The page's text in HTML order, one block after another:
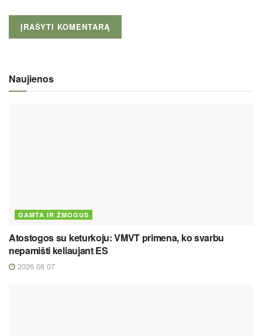
Naujienos
GAMTA IR ŽMOGUS
Atostogos su keturkoju: VMVT primena, ko svarbu
nepamišti keliaujant ES
2026 08 07